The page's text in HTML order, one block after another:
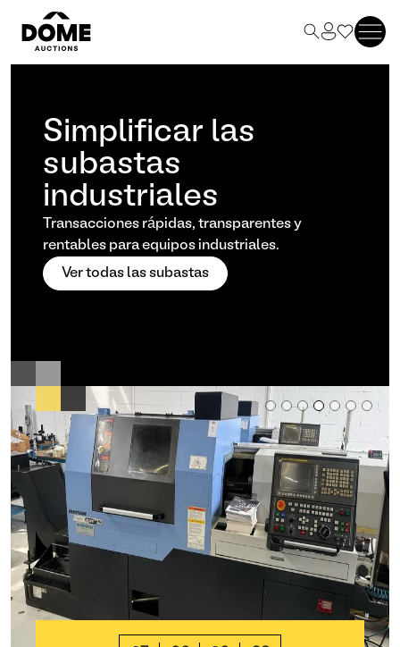
Simplificar las
subastas
industriales
Transacciones rápidas, transparentes y
rentables para equipos industriales.
Ver todas las subastas